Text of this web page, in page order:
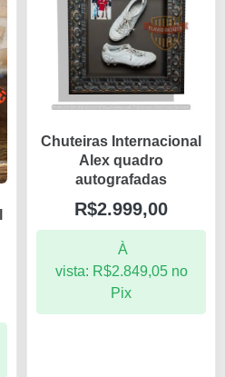
Chuteiras Internacional
Alex quadro
autografadas
R$2.999,00
À
vista: R$2.849,05 no
Pix